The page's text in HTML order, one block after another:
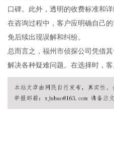
口碑。此外，透明的收费标准和
在咨询过程中，客户应明确自己
免后续出现误解和纠纷。
总而言之，福州市侦探公司凭借
解决各种疑难问题。在选择时，